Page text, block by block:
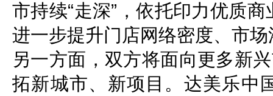
市持续“走深”，依托印力优质
进一步提升门店网络密度、市
另一方面，双方将面向更多新
拓新城市、新项目。达美乐中